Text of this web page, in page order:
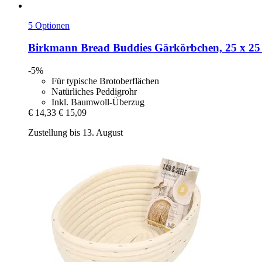
5 Optionen
Birkmann Bread Buddies Gärkörbchen, 25 x 25
-5%
Für typische Brotoberflächen
Natürliches Peddigrohr
Inkl. Baumwoll-Überzug
€ 14,33 € 15,09
Zustellung bis 13. August